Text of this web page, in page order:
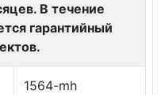
В течение
гарантийный
1564-mh